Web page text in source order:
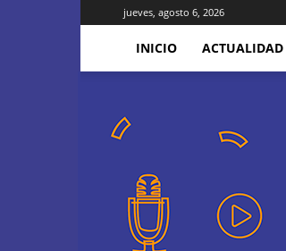
jueves, agosto 6, 2026
INICIO ACTUALIDAD